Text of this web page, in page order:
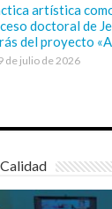
artística
doctoral de
del proyecto
de julio de 2026